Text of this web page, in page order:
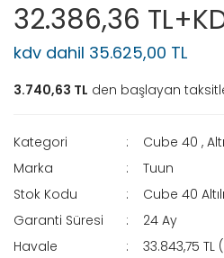
32.386,36
kdv dahil 35.625,00 TL
3.740,63 TL den başlayan
Kategori Cube 40 ,
Marka
Tuun
Stok Kodu
Cube 40
Garanti Süresi
24 Ay
Havale
33.843,75